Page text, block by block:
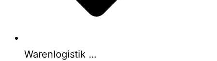
Warenlogistik …